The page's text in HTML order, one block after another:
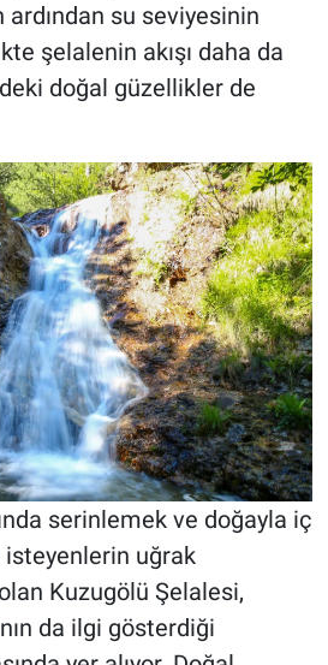
ardından su seviyesinin
şelalenin akışı daha da
doğal güzellikler de
serinlemek ve doğayla iç
uğrak
Kuzugölü Şelalesi,
da ilgi gösterdiği